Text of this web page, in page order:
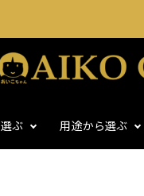
ぶ 用途から選ぶ